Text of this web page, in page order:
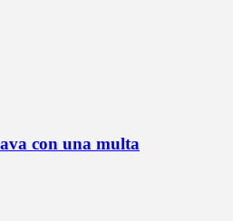
con una multa